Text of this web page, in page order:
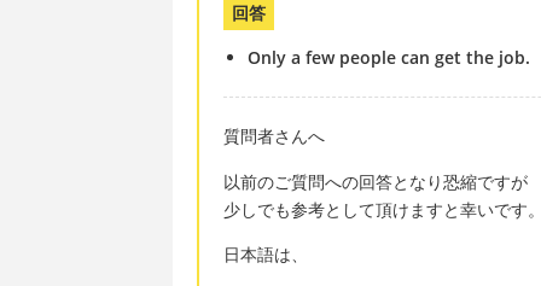
回答
Only a few people can get the job.
質問者さんへ
以前のご質問への回答となり恐縮ですが
少しでも参考として頂けますと幸いです。
日本語は、